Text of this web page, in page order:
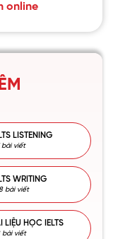
online
LISTENING
bài viết
WRITING
bài viết
LIỆU HỌC IELTS
bài viết